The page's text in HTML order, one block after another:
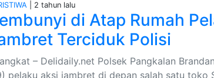
| 2 tahun lalu
di Atap Rumah
Terciduk Polisi
– Delidaily.net Polsek Pangkalan
pelaku aksi jambret di depan salah satu toko